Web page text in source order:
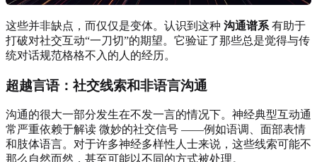
这些并非缺点，而仅仅是变体。认识到这种 沟通谱系 有助于
打破对社交互动“一刀切”的期望。它验证了那些总是觉得与传
统对话规范格格不入的人的经历。
超越言语：社交线索和非语言沟通
沟通的很大一部分发生在不发一言的情况下。神经典型互动通
常严重依赖于解读 微妙的社交信号 ——例如语调、面部表情
和肢体语言。对于许多神经多样性人士来说，这些线索可能不
那么自然而然，甚至可能以不同的方式被处理。